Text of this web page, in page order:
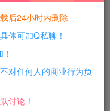
拟机，
后24小时内删除
体可加Q私聊！
对任何人的商业行为负
讨论！